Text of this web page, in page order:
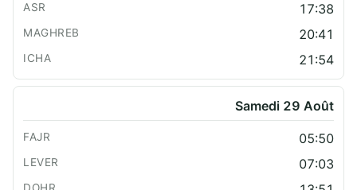
17:38
20:41
21:54
Samedi 29 Août
05:50
07:03